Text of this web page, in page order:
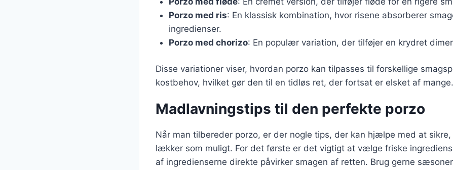
Porzo med ris: En klassisk kombination, hvor risene absorberer
ingredienser.
Porzo med chorizo: En populær variation, der tilføjer en krydret
Disse variationer viser, hvordan porzo kan tilpasses til forskellige
kostbehov, hvilket gør den til en tidløs ret, der fortsat er elsket af mange.
Madlavningstips til den perfekte porzo
Når man tilbereder porzo, er der nogle tips, der kan hjælpe med at
lækker som muligt. For det første er det vigtigt at vælge friske
af ingredienserne direkte påvirker smagen af retten. Brug gerne